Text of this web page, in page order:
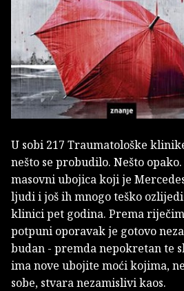
U sobi 217 Traumatološke
nešto se probudilo. Nešto
masovni ubojica koji je
ljudi i još ih mnogo teško
klinici pet godina. Prema
potpuni oporavak je gotovo
budan - premda nepokretan te
ima nove ubojite moći kojima,
sobe, stvara nezamislivi kaos.